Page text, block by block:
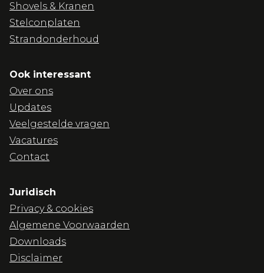
Shovels & Kranen
Stelconplaten
Strandonderhoud
Ook interessant
Over ons
Updates
Veelgestelde vragen
Vacatures
Contact
Juridisch
Privacy & cookies
Algemene Voorwaarden
Downloads
Disclaimer